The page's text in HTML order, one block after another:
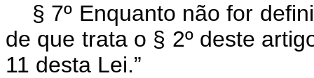
§ 7º Enquanto não for
de que trata o § 2º deste
11 desta Lei.”